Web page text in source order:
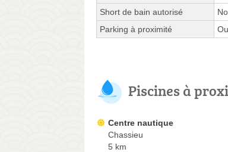
Short de bain autorisé
Parking à proximité
Piscines à
Centre nautique
Chassieu
5 km